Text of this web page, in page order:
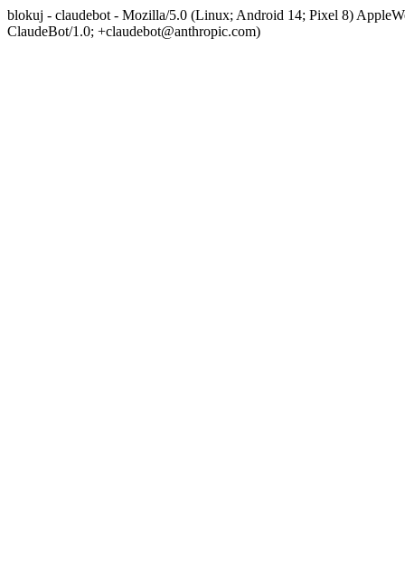
blokuj - claudebot - Mozilla/5.0 (Linux; Android 14; Pixel 8)
ClaudeBot/1.0; +claudebot@anthropic.com)